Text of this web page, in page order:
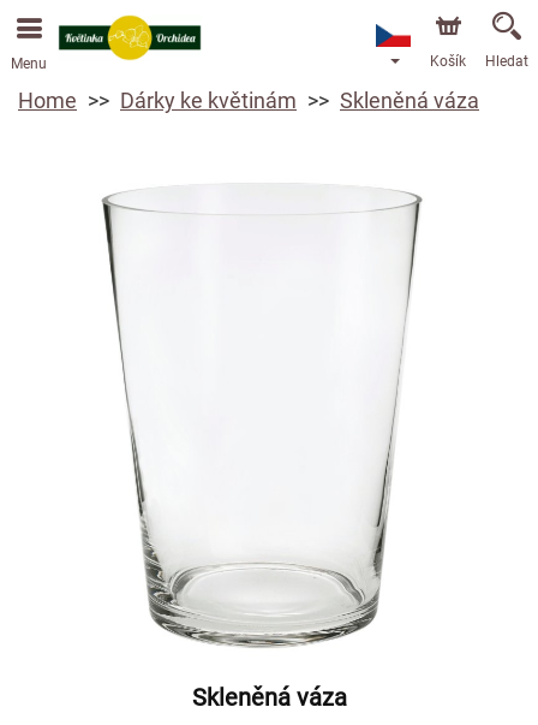
Menu Košík Hledat
Home Dárky ke květinám Skleněná váza
Skleněná váza